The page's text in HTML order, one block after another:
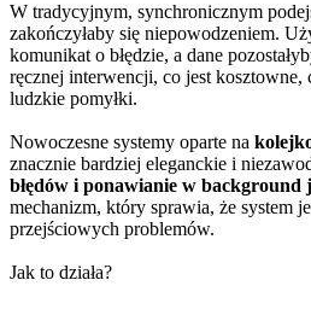
W tradycyjnym, synchronicznym
zakończyłaby się niepowodzeniem.
komunikat o błędzie, a dane
ręcznej interwencji, co jest kosztowne,
ludzkie pomyłki.
Nowoczesne systemy oparte na
znacznie bardziej eleganckie i
błędów i ponawianie w background
mechanizm, który sprawia, że system
przejściowych problemów.
Jak to działa?